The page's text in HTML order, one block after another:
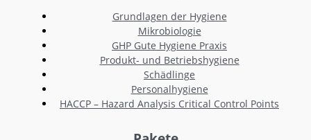
Grundlagen der Hygiene
Mikrobiologie
GHP Gute Hygiene Praxis
Produkt- und Betriebshygiene
Schädlinge
Personalhygiene
HACCP – Hazard Analysis Critical Control Points